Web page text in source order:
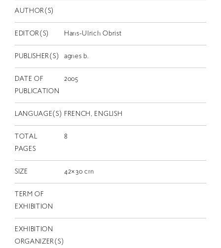
AUTHOR(S)
EDITOR(S) Hans-Ulrich Obrist
PUBLISHER(S) agnes b.
DATE OF
PUBLICATION
2005
LANGUAGE(S) FRENCH, ENGLISH
TOTAL
PAGES
8
SIZE 42×30 cm
TERM OF
EXHIBITION
EXHIBITION
ORGANIZER(S)